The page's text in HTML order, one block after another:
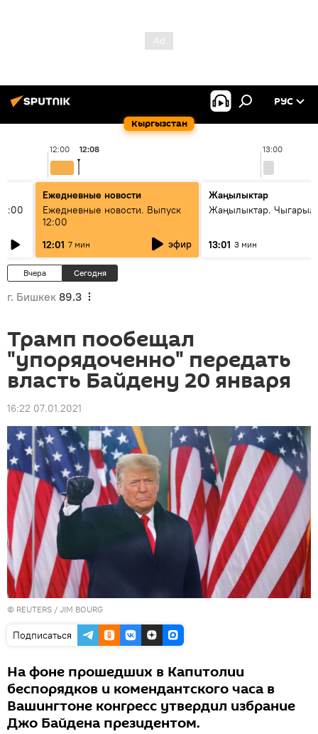
Кыргызстан
РУС
12:00 13:00
12:08
Ежедневные новости
Ежедневные новости. Выпуск
12:00
12:01 7 мин эфир
Жаңылыктар
Жаңылыктар.
13:01 3 мин
Вчера Сегодня
г. Бишкек 89.3
Трамп пообещал
"упорядоченно" передать
власть Байдену 20 января
16:22 07.01.2021
© REUTERS / JIM BOURG
Подписаться
На фоне прошедших в Капитолии
беспорядков и комендантского часа в
Вашингтоне конгресс утвердил избрание
Джо Байдена президентом.